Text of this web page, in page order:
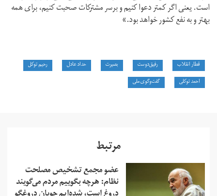
است. یعنی اگر کمتر دعوا کنیم و برسر مشترکات صحبت کنیم، برای همه
بهتر و به نفع کشور خواهد بود.»
قطار انقلاب رفیق‌دوست بصیرت حداد عادل
رحیم توکل
احمد توکلی
گفت‌وگوی ملی
مرتبط
عضو مجمع تشخیص مصلحت
نظام: هرچه بگوییم مردم می‌گویند